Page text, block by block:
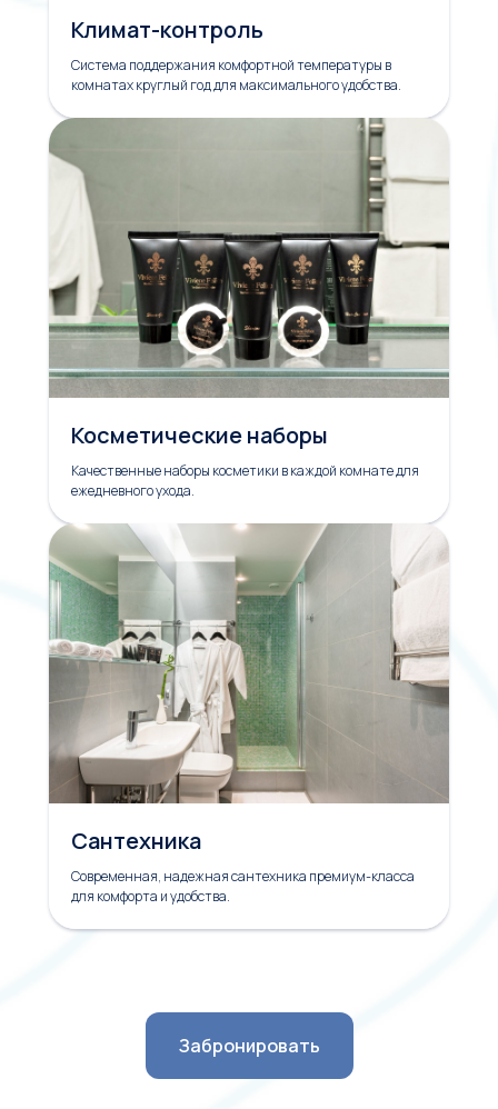
Климат-контроль
Система поддержания комфортной температуры в
комнатах круглый год для максимального удобства.
Косметические наборы
Качественные наборы косметики в каждой комнате для
ежедневного ухода.
Сантехника
Современная, надежная сантехника премиум-класса
для комфорта и удобства.
Забронировать